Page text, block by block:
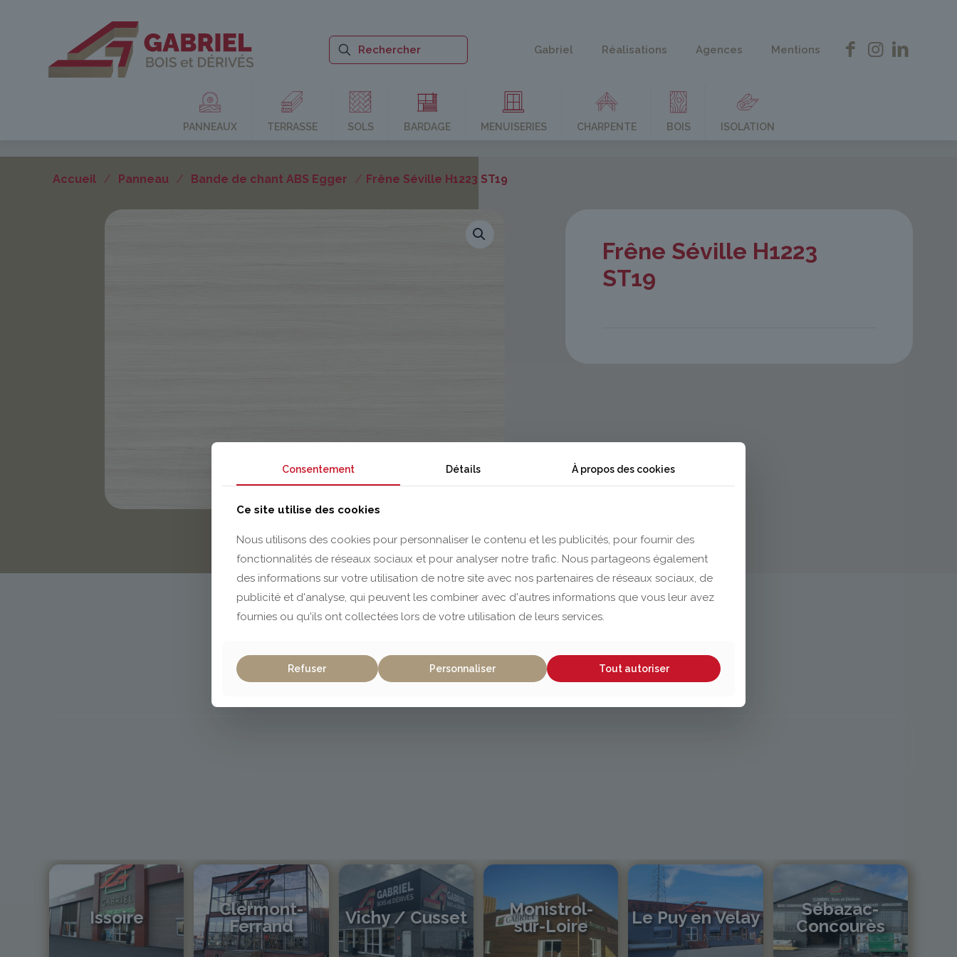
Gabriel Réalisations Agences Mentions
PANNEAUX TERRASSE SOLS BARDAGE MENUISERIES CHARPENTE BOIS ISOLATION
Accueil / Panneau / Bande de chant ABS Egger / Frêne Séville H1223 ST19
Frêne Séville H1223
ST19
Issoire
Clermont-
Ferrand
Vichy / Cusset
Monistrol-
sur-Loire
Le Puy en Velay
Sébazac-
Concourès
Consentement Détails À propos des cookies
Ce site utilise des cookies
Nous utilisons des cookies pour personnaliser le contenu et les publicités, pour fournir des
fonctionnalités de réseaux sociaux et pour analyser notre trafic. Nous partageons également
des informations sur votre utilisation de notre site avec nos partenaires de réseaux sociaux, de
publicité et d'analyse, qui peuvent les combiner avec d'autres informations que vous leur avez
fournies ou qu'ils ont collectées lors de votre utilisation de leurs services.
Refuser Personnaliser Tout autoriser